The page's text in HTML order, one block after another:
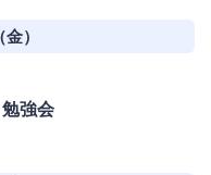
）
強会